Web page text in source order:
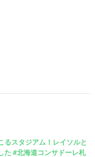
るスタジアム！レイソルと
た #北海道コンサドーレ札